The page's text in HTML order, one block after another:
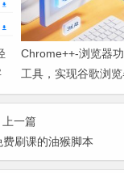
Chrome++-浏览器
工具，实现谷歌浏
关闭标签页
上一篇
刷课的油猴脚本